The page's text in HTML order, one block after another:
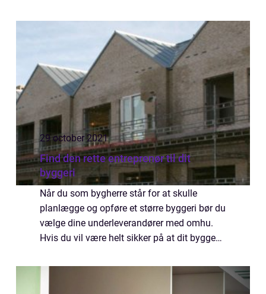
rust fra vandrørene. Samtidig ...
29 october 2021
Find den rette entreprenør til dit
byggeri
Når du som bygherre står for at skulle
planlægge og opføre et større byggeri bør du
vælge dine underleverandører med omhu.
Hvis du vil være helt sikker på at dit bygge
entreprenør med et solidt renommé. Sk...